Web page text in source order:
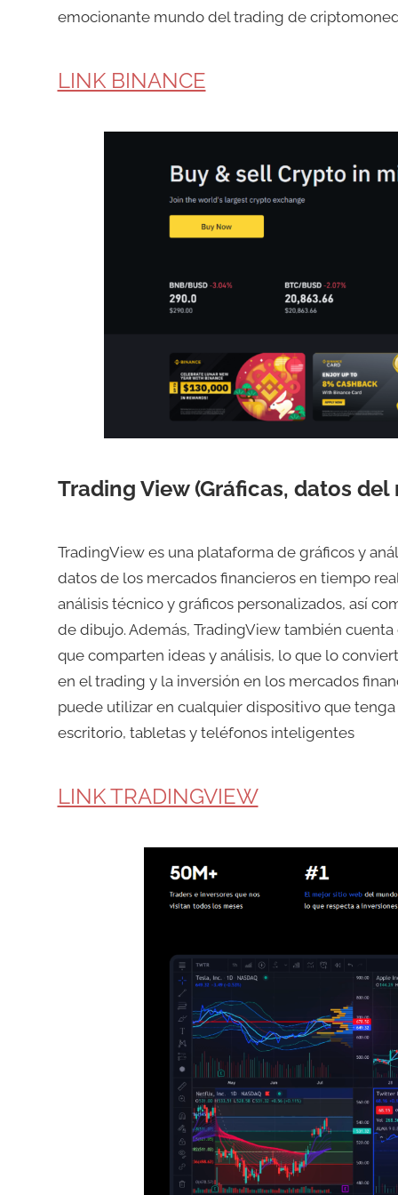
emocionante mundo del trading de
LINK BINANCE
Trading View (Gráficas, datos del
TradingView es una plataforma de gráficos y
datos de los mercados financieros en tiempo
análisis técnico y gráficos personalizados, así
de dibujo. Además, TradingView también
que comparten ideas y análisis, lo que lo
en el trading y la inversión en los mercados
puede utilizar en cualquier dispositivo que
escritorio, tabletas y teléfonos inteligentes
LINK TRADINGVIEW